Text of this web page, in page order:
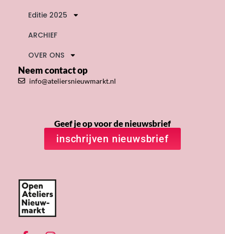
Editie 2025
ARCHIEF
OVER ONS
Neem contact op
info@ateliersnieuwmarkt.nl
Geef je op voor de nieuwsbrief
inschrijven nieuwsbrief